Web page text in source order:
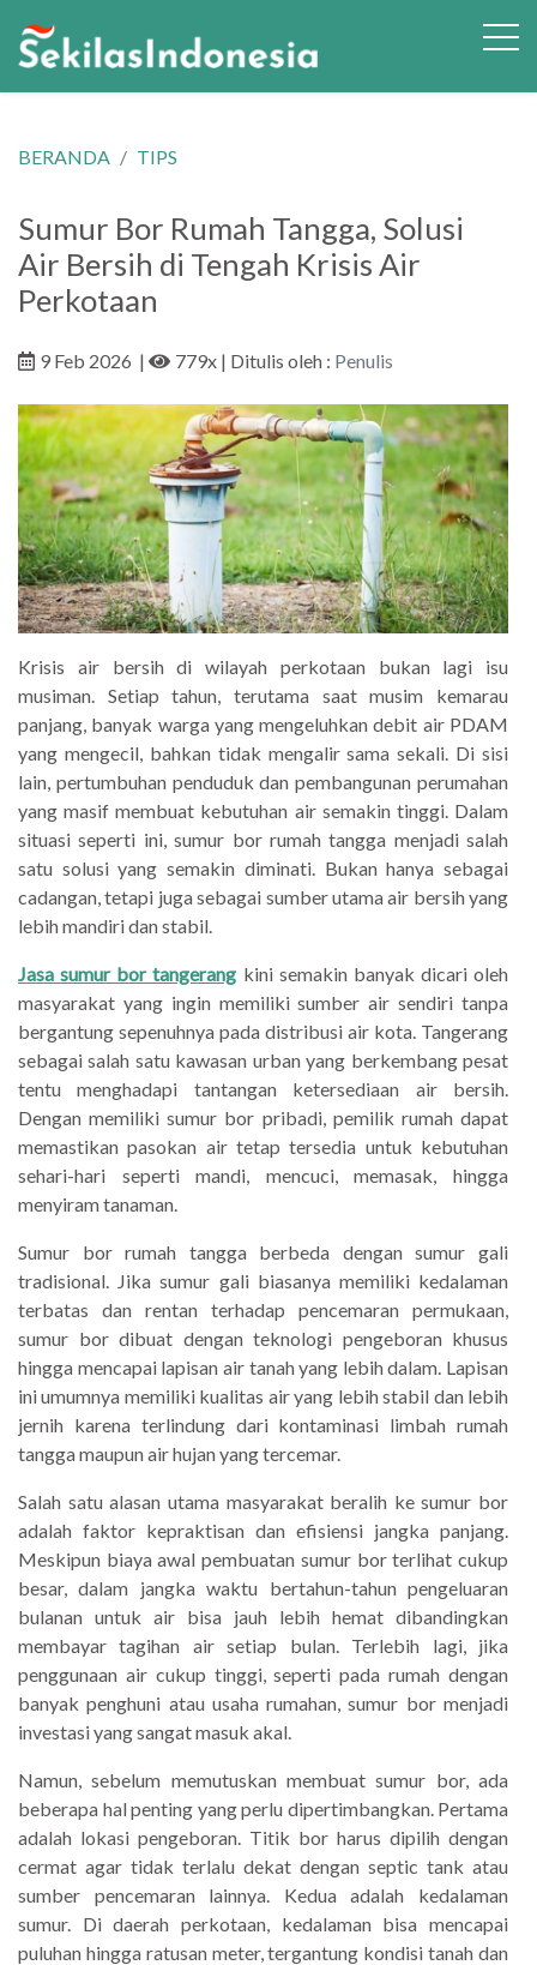
BERANDA TIPS
Sumur Bor Rumah Tangga, Solusi
Air Bersih di Tengah Krisis Air
Perkotaan
9 Feb 2026 | 779x | Ditulis oleh : Penulis
Krisis air bersih di wilayah perkotaan bukan lagi isu
musiman. Setiap tahun, terutama saat musim kemarau
panjang, banyak warga yang mengeluhkan debit air PDAM
yang mengecil, bahkan tidak mengalir sama sekali. Di sisi
lain, pertumbuhan penduduk dan pembangunan perumahan
yang masif membuat kebutuhan air semakin tinggi. Dalam
situasi seperti ini, sumur bor rumah tangga menjadi salah
satu solusi yang semakin diminati. Bukan hanya sebagai
cadangan, tetapi juga sebagai sumber utama air bersih yang
lebih mandiri dan stabil.
Jasa sumur bor tangerang kini semakin banyak dicari oleh
masyarakat yang ingin memiliki sumber air sendiri tanpa
bergantung sepenuhnya pada distribusi air kota. Tangerang
sebagai salah satu kawasan urban yang berkembang pesat
tentu menghadapi tantangan ketersediaan air bersih.
Dengan memiliki sumur bor pribadi, pemilik rumah dapat
memastikan pasokan air tetap tersedia untuk kebutuhan
sehari-hari seperti mandi, mencuci, memasak, hingga
menyiram tanaman.
Sumur bor rumah tangga berbeda dengan sumur gali
tradisional. Jika sumur gali biasanya memiliki kedalaman
terbatas dan rentan terhadap pencemaran permukaan,
sumur bor dibuat dengan teknologi pengeboran khusus
hingga mencapai lapisan air tanah yang lebih dalam. Lapisan
ini umumnya memiliki kualitas air yang lebih stabil dan lebih
jernih karena terlindung dari kontaminasi limbah rumah
tangga maupun air hujan yang tercemar.
Salah satu alasan utama masyarakat beralih ke sumur bor
adalah faktor kepraktisan dan efisiensi jangka panjang.
Meskipun biaya awal pembuatan sumur bor terlihat cukup
besar, dalam jangka waktu bertahun-tahun pengeluaran
bulanan untuk air bisa jauh lebih hemat dibandingkan
membayar tagihan air setiap bulan. Terlebih lagi, jika
penggunaan air cukup tinggi, seperti pada rumah dengan
banyak penghuni atau usaha rumahan, sumur bor menjadi
investasi yang sangat masuk akal.
Namun, sebelum memutuskan membuat sumur bor, ada
beberapa hal penting yang perlu dipertimbangkan. Pertama
adalah lokasi pengeboran. Titik bor harus dipilih dengan
cermat agar tidak terlalu dekat dengan septic tank atau
sumber pencemaran lainnya. Kedua adalah kedalaman
sumur. Di daerah perkotaan, kedalaman bisa mencapai
puluhan hingga ratusan meter, tergantung kondisi tanah dan